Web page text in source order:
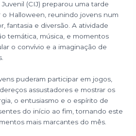
(CIJ) preparou uma tarde
o Halloween, reunindo jovens num
fantasia e diversão. A atividade
temática, música, e momentos
o convívio e a imaginação de
puderam participar em jogos,
assustadores e mostrar os
o entusiasmo e o espírito de
do início ao fim, tornando este
mais marcantes do mês.